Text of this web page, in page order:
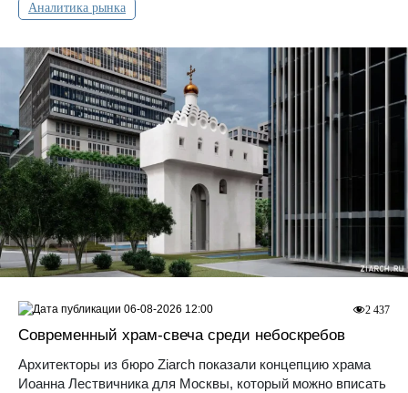
Аналитика рынка
Современный храм-свеча среди небоскребов
Архитекторы из бюро Ziarch показали концепцию храма
Иоанна Лествичника для Москвы, который можно вписать
2 437
06-08-2026 12:00